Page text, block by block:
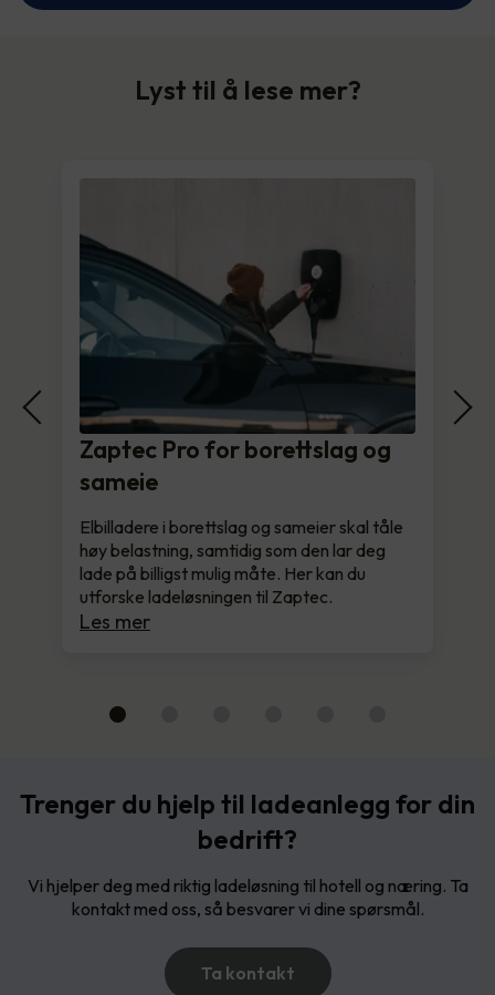
Lyst til å lese mer?
Zaptec Pro for borettslag og
sameie
Elbilladere i borettslag og sameier skal tåle
høy belastning, samtidig som den lar deg
lade på billigst mulig måte. Her kan du
utforske ladeløsningen til Zaptec.
Les mer
Trenger du hjelp til ladeanlegg for din
bedrift?
Vi hjelper deg med riktig ladeløsning til hotell og næring. Ta
kontakt med oss, så besvarer vi dine spørsmål.
Ta kontakt